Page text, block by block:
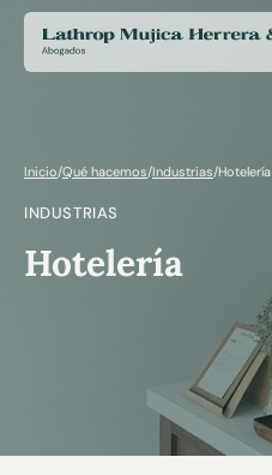
Inicio/Qué hacemos/Industrias/Hotelería
INDUSTRIAS
Hotelería